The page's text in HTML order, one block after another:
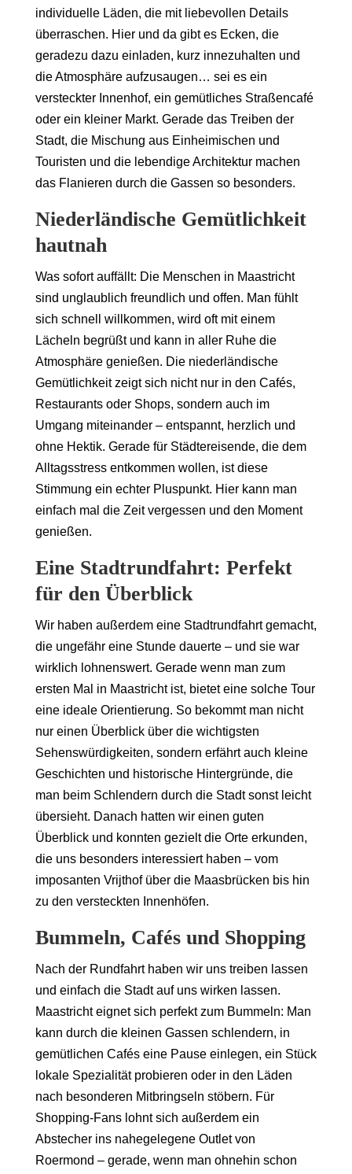
individuelle Läden, die mit liebevollen Details
überraschen. Hier und da gibt es Ecken, die
geradezu dazu einladen, kurz innezuhalten und
die Atmosphäre aufzusaugen… sei es ein
versteckter Innenhof, ein gemütliches Straßencafé
oder ein kleiner Markt. Gerade das Treiben der
Stadt, die Mischung aus Einheimischen und
Touristen und die lebendige Architektur machen
das Flanieren durch die Gassen so besonders.
Niederländische Gemütlichkeit
hautnah
Was sofort auffällt: Die Menschen in Maastricht
sind unglaublich freundlich und offen. Man fühlt
sich schnell willkommen, wird oft mit einem
Lächeln begrüßt und kann in aller Ruhe die
Atmosphäre genießen. Die niederländische
Gemütlichkeit zeigt sich nicht nur in den Cafés,
Restaurants oder Shops, sondern auch im
Umgang miteinander – entspannt, herzlich und
ohne Hektik. Gerade für Städtereisende, die dem
Alltagsstress entkommen wollen, ist diese
Stimmung ein echter Pluspunkt. Hier kann man
einfach mal die Zeit vergessen und den Moment
genießen.
Eine Stadtrundfahrt: Perfekt
für den Überblick
Wir haben außerdem eine Stadtrundfahrt gemacht,
die ungefähr eine Stunde dauerte – und sie war
wirklich lohnenswert. Gerade wenn man zum
ersten Mal in Maastricht ist, bietet eine solche Tour
eine ideale Orientierung. So bekommt man nicht
nur einen Überblick über die wichtigsten
Sehenswürdigkeiten, sondern erfährt auch kleine
Geschichten und historische Hintergründe, die
man beim Schlendern durch die Stadt sonst leicht
übersieht. Danach hatten wir einen guten
Überblick und konnten gezielt die Orte erkunden,
die uns besonders interessiert haben – vom
imposanten Vrijthof über die Maasbrücken bis hin
zu den versteckten Innenhöfen.
Bummeln, Cafés und Shopping
Nach der Rundfahrt haben wir uns treiben lassen
und einfach die Stadt auf uns wirken lassen.
Maastricht eignet sich perfekt zum Bummeln: Man
kann durch die kleinen Gassen schlendern, in
gemütlichen Cafés eine Pause einlegen, ein Stück
lokale Spezialität probieren oder in den Läden
nach besonderen Mitbringseln stöbern. Für
Shopping-Fans lohnt sich außerdem ein
Abstecher ins nahegelegene Outlet von
Roermond – gerade, wenn man ohnehin schon